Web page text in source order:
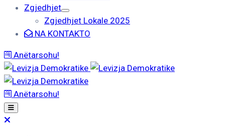
Zgjedhjet
Zgjedhjet Lokale 2025
NA KONTAKTO
Anëtarsohu!
Anëtarsohu!